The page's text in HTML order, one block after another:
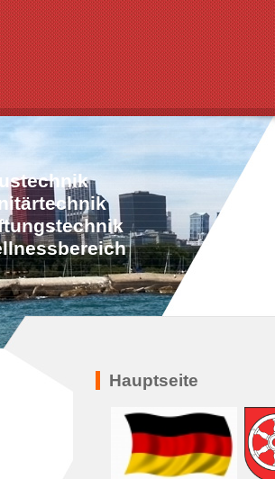
Hauptseite